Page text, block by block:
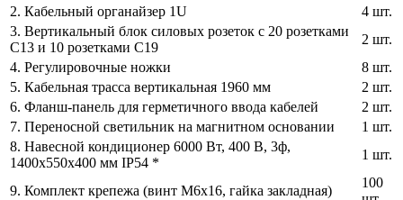
2. Кабельный органайзер 1U
4 шт.
3. Вертикальный блок силовых розеток с 20 розетками
C13 и 10 розетками C19
2 шт.
4. Регулировочные ножки
8 шт.
5. Кабельная трасса вертикальная 1960 мм
2 шт.
6. Фланш-панель для герметичного ввода кабелей
2 шт.
7. Переносной светильник на магнитном основании
1 шт.
8. Навесной кондиционер 6000 Вт, 400 В, 3ф,
1400х550х400 мм IP54 *
1 шт.
9. Комплект крепежа (винт М6х16, гайка закладная)
100